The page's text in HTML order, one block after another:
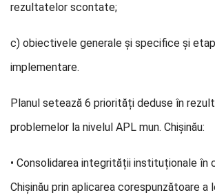
rezultatelor scontate;
c) obiectivele generale şi specifice şi
implementare.
Planul setează 6 priorități deduse în
problemelor la nivelul APL mun. Chișinău:
• Consolidarea integrității instituționale în
Chișinău prin aplicarea corespunzătoare a